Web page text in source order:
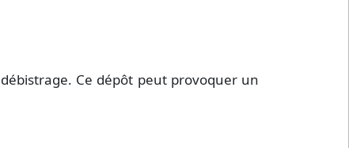
Ce dépôt peut provoquer un